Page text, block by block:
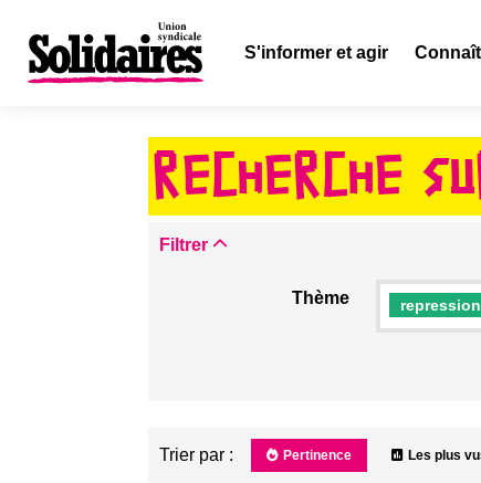
S'informer et agir
RECHERCHE
Filtrer
Thème
Trier par : Pertinence Les plus